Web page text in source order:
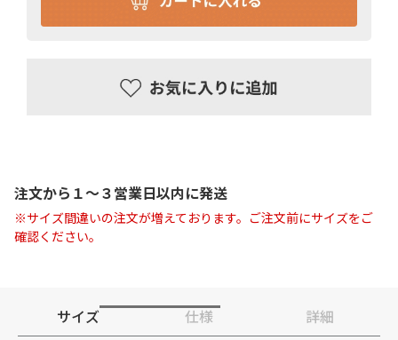
注文から１〜３営業日以内に発送
※サイズ間違いの注文が増えております。ご注文前にサイズをご
確認ください。
サイズ 仕様 詳細